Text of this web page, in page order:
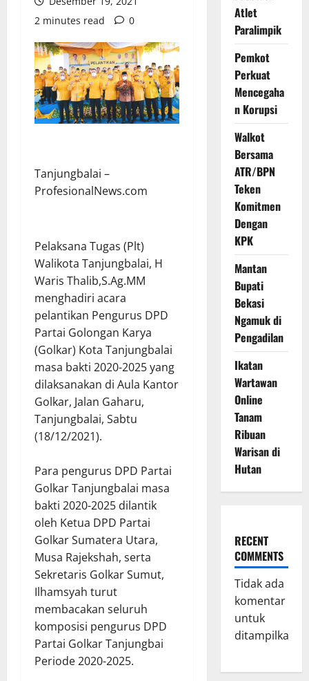
2 minutes read
0
Tanjungbalai –
ProfesionalNews.com
Pelaksana Tugas (Plt)
Walikota Tanjungbalai, H
Waris Thalib,S.Ag.MM
menghadiri acara
pelantikan Pengurus DPD
Partai Golongan Karya
(Golkar) Kota Tanjungbalai
masa bakti 2020-2025 yang
dilaksanakan di Aula Kantor
Golkar, Jalan Gaharu,
Tanjungbalai, Sabtu
(18/12/2021).
Para pengurus DPD Partai
Golkar Tanjungbalai masa
bakti 2020-2025 dilantik
oleh Ketua DPD Partai
Golkar Sumatera Utara,
Musa Rajekshah, serta
Sekretaris Golkar Sumut,
Ilhamsyah turut
membacakan seluruh
komposisi pengurus DPD
Partai Golkar Tanjungbai
Periode 2020-2025.
Atlet
Paralimpik
Pemkot
Perkuat
Mencegaha
n Korupsi
Walkot
Bersama
ATR/BPN
Teken
Komitmen
Dengan
KPK
Mantan
Bupati
Bekasi
Ngamuk di
Pengadilan
Ikatan
Wartawan
Online
Tanam
Ribuan
Warisan di
Hutan
RECENT
COMMENTS
Tidak ada
komentar
untuk
ditampilkan.